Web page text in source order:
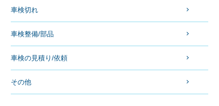
車検切れ
車検整備/部品
車検の見積り/依頼
その他